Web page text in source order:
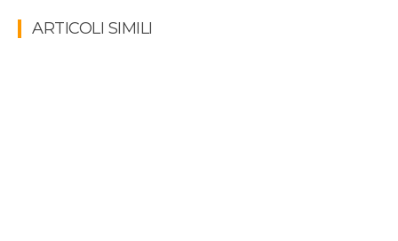
ARTICOLI SIMILI